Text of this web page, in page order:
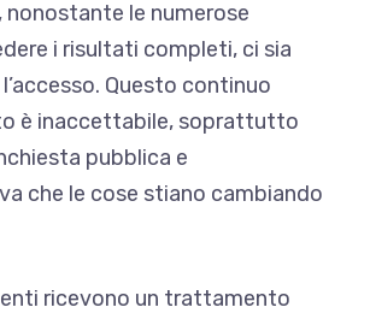
le numerose
i risultati completi, ci sia
Questo continuo
è inaccettabile, soprattutto
pubblica e
che le cose stiano cambiando
ricevono un trattamento